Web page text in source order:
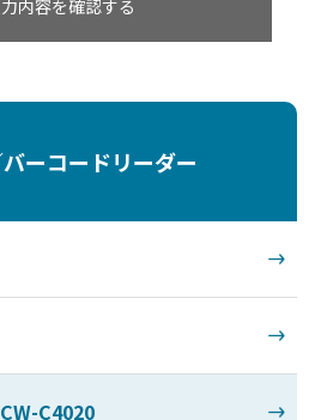
ーコードリーダー
C4020